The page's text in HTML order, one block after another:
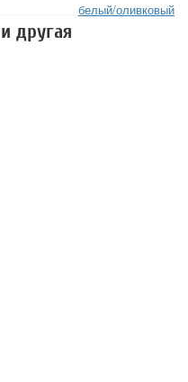
белый/оливковый
другая